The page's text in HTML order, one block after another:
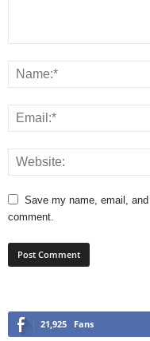
Save my name, email,
comment.
21,925 Fans